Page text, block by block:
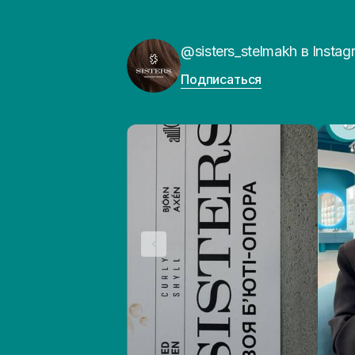
@sisters_stelmakh в
Подписаться